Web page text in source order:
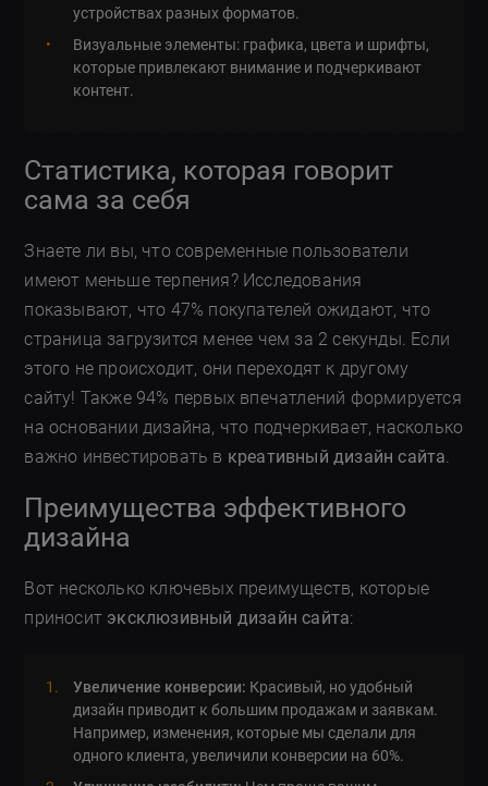
устройствах разных форматов.
Визуальные элементы: графика, цвета и шрифты,
которые привлекают внимание и подчеркивают
контент.
Статистика, которая говорит
сама за себя
Знаете ли вы, что современные пользователи
имеют меньше терпения? Исследования
показывают, что 47% покупателей ожидают, что
страница загрузится менее чем за 2 секунды. Если
этого не происходит, они переходят к другому
сайту! Также 94% первых впечатлений формируется
на основании дизайна, что подчеркивает, насколько
важно инвестировать в креативный дизайн сайта.
Преимущества эффективного
дизайна
Вот несколько ключевых преимуществ, которые
приносит эксклюзивный дизайн сайта:
Увеличение конверсии: Красивый, но удобный
дизайн приводит к большим продажам и заявкам.
Например, изменения, которые мы сделали для
одного клиента, увеличили конверсии на 60%.